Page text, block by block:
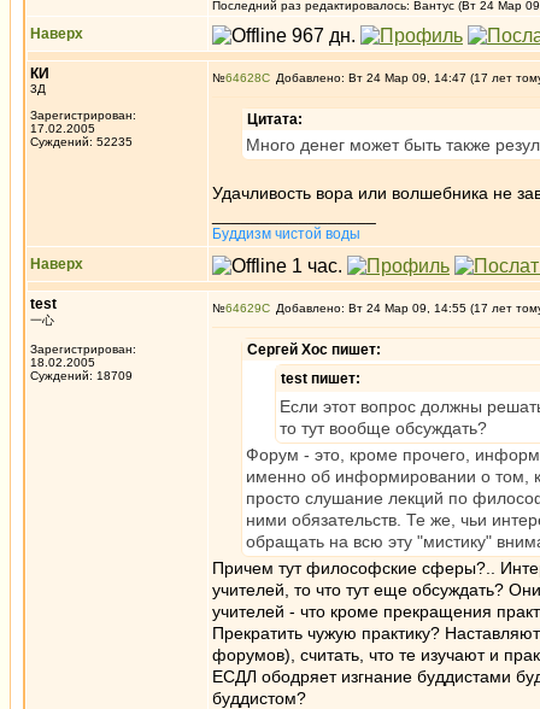
Последний раз редактировалось: Вантус (Вт 24 Мар
Наверх
КИ
3Д
Зарегистрирован:
17.02.2005
Суждений: 52235
№64628 Добавлено: Вт 24 Мар 09, 14:47 (17 лет
Цитата:
Много денег может быть также
Удачливость вора или волшебника не
Буддизм чистой воды
Наверх
test
一心
Зарегистрирован:
18.02.2005
Суждений: 18709
№64629 Добавлено: Вт 24 Мар 09, 14:55 (17 лет
Сергей Хос пишет:
test пишет:
Если этот вопрос должны
то тут вообще обсуждать?
Форум - это, кроме прочего,
именно об информировании о том,
просто слушание лекций по
ними обязательств. Те же, чьи
обращать на всю эту "мистику"
Причем тут философские сферы?..
учителей, то что тут еще обсуждать?
учителей - что кроме прекращения
Прекратить чужую практику?
форумов), считать, что те изучают и
ЕСДЛ ободряет изгнание буддистами
буддистом?